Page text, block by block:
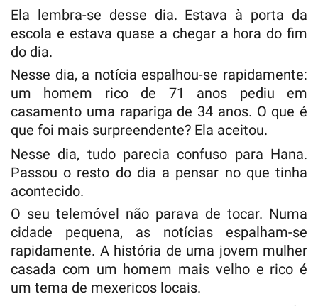
Ela lembra-se desse dia. Estava à porta da
escola e estava quase a chegar a hora do fim
do dia.
Nesse dia, a notícia espalhou-se rapidamente:
um homem rico de 71 anos pediu em
casamento uma rapariga de 34 anos. O que é
que foi mais surpreendente? Ela aceitou.
Nesse dia, tudo parecia confuso para Hana.
Passou o resto do dia a pensar no que tinha
acontecido.
O seu telemóvel não parava de tocar. Numa
cidade pequena, as notícias espalham-se
rapidamente. A história de uma jovem mulher
casada com um homem mais velho e rico é
um tema de mexericos locais.